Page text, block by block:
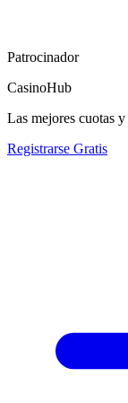
Patrocinador
CasinoHub
Las mejores cuotas
Registrarse Gratis